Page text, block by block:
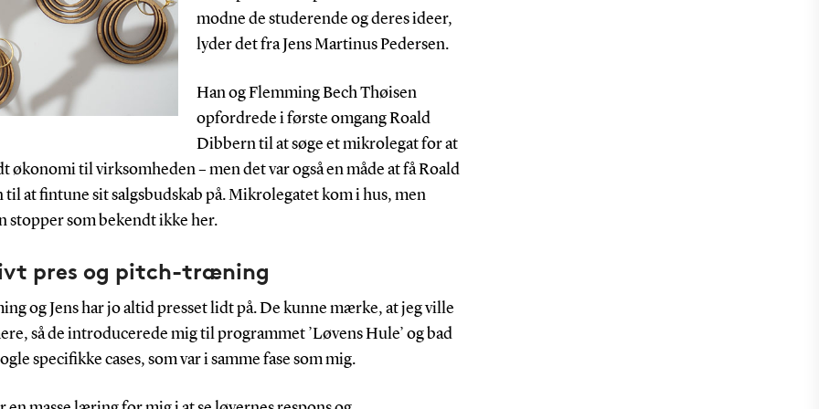
modne de studerende og deres ideer,
lyder det fra Jens Martinus Pedersen.
Han og Flemming Bech Thøisen
opfordrede i første omgang Roald
Dibbern til at søge et mikrolegat for at
økonomi til virksomheden – men det var også en måde at få Roald
at fintune sit salgsbudskab på. Mikrolegatet kom i hus, men
stopper som bekendt ikke her.
pres og pitch-træning
og Jens har jo altid presset lidt på. De kunne mærke, at jeg ville
så de introducerede mig til programmet ’Løvens Hule’ og bad
specifikke cases, som var i samme fase som mig.